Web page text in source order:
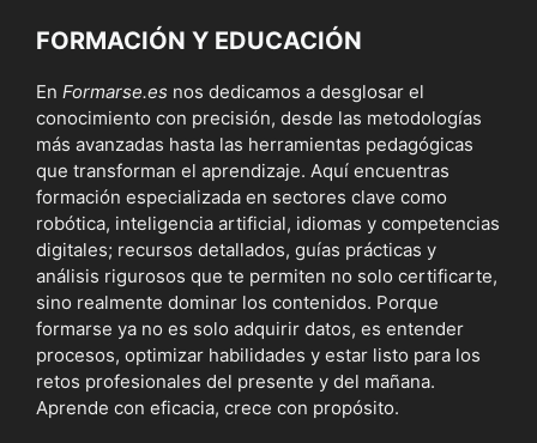
FORMACIÓN Y EDUCACIÓN
En Formarse.es nos dedicamos a desglosar el
conocimiento con precisión, desde las metodologías
más avanzadas hasta las herramientas pedagógicas
que transforman el aprendizaje. Aquí encuentras
formación especializada en sectores clave como
robótica, inteligencia artificial, idiomas y competencias
digitales; recursos detallados, guías prácticas y
análisis rigurosos que te permiten no solo certificarte,
sino realmente dominar los contenidos. Porque
formarse ya no es solo adquirir datos, es entender
procesos, optimizar habilidades y estar listo para los
retos profesionales del presente y del mañana.
Aprende con eficacia, crece con propósito.